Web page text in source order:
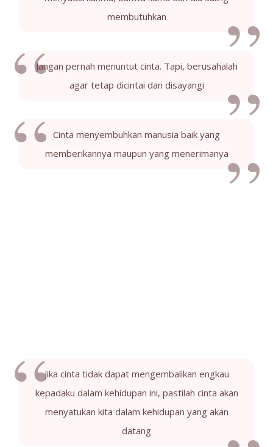
membutuhkan
Jangan pernah menuntut cinta. Tapi, berusahalah
agar tetap dicintai dan disayangi
Cinta menyembuhkan manusia baik yang
memberikannya maupun yang menerimanya
Jika cinta tidak dapat mengembalikan engkau
kepadaku dalam kehidupan ini, pastilah cinta akan
menyatukan kita dalam kehidupan yang akan
datang